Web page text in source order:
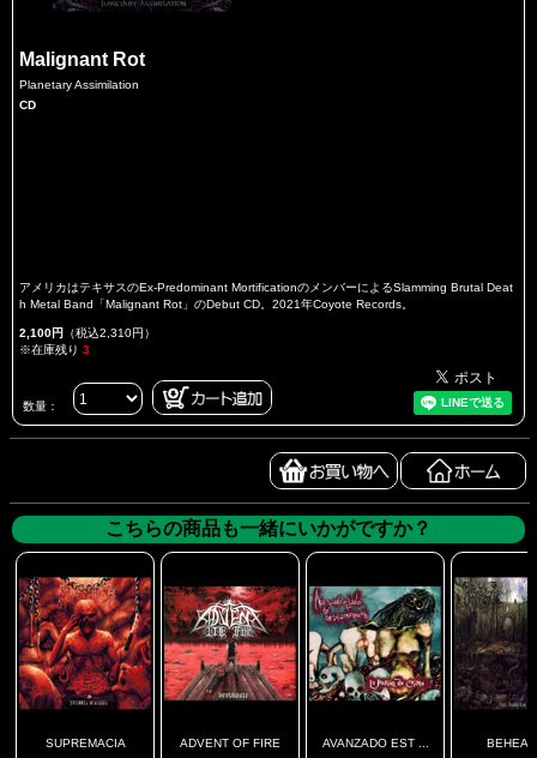
Malignant Rot
Planetary Assimilation
CD
アメリカはテキサスのEx-Predominant MortificationのメンバーによるSlamming Brutal Deat
h Metal Band「Malignant Rot」のDebut CD。2021年Coyote Records。
2,100円 （税込2,310円）
※在庫残り 3
数量：
こちらの商品も一緒にいかがですか？
SUPREMACIA
ADVENT OF FIRE
AVANZADO EST ...